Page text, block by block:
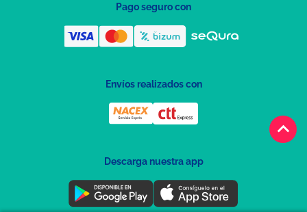
keyboard_arrow_up
Pago seguro con
Envíos realizados con
Descarga nuestra app